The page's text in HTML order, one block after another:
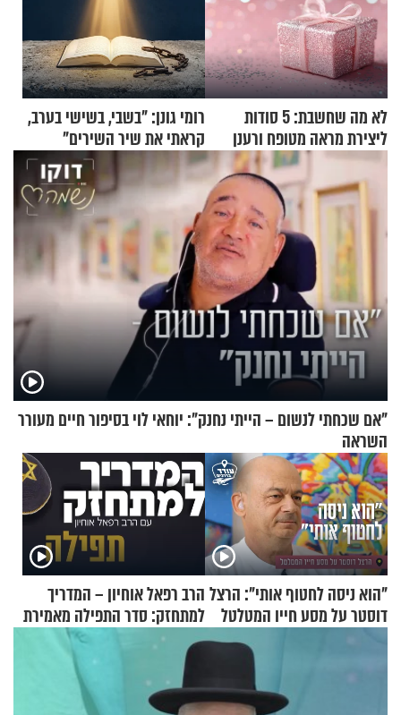
לא מה שחשבת: 5 סודות
ליצירת מראה מטופח ורענן
רומי גונן: "בשבי, בשישי בערב,
קראתי את שיר השירים"
"אם שכחתי לנשום – הייתי נחנק": יוחאי לוי בסיפור חיים מעורר
השראה
"הוא ניסה לחטוף אותי": הרצל
דוסטר על מסע חייו המטלטל
הרב רפאל אוחיון – המדריך
למתחזק: סדר התפילה מאמירת
הקורבנות ועד קריאת שמע